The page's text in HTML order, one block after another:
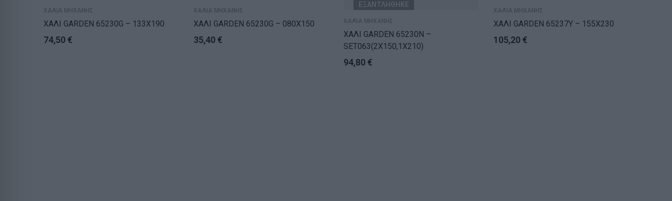
ΧΑΛΙΑ ΜΗΧΑΝΗΣ
ΧΑΛΙ GARDEN 65230G – 133X190
74,50 €
ΧΑΛΙΑ ΜΗΧΑΝΗΣ
ΧΑΛΙ GARDEN 65230G – 080X150
35,40 €
ΕΞΑΝΤΛΗΘΗΚΕ
ΧΑΛΙΑ ΜΗΧΑΝΗΣ
ΧΑΛΙ GARDEN 65230N –
SET063(2X150,1X210)
94,80 €
ΧΑΛΙΑ ΜΗΧΑΝΗΣ
ΧΑΛΙ GARDEN 65237Y – 155X230
105,20 €